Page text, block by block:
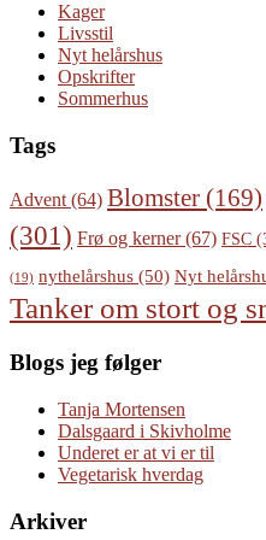
Kager
Livsstil
Nyt helårshus
Opskrifter
Sommerhus
Tags
Advent (64) Blomster (169)
(301) Frø og kerner(67) FSC
(19) nythelårshus (50) Nyt
Tanker om stort og
Blogs jeg følger
Tanja Mortensen
Dalsgaard i Skivholme
Underet er at vi er til
Vegetarisk hverdag
Arkiver